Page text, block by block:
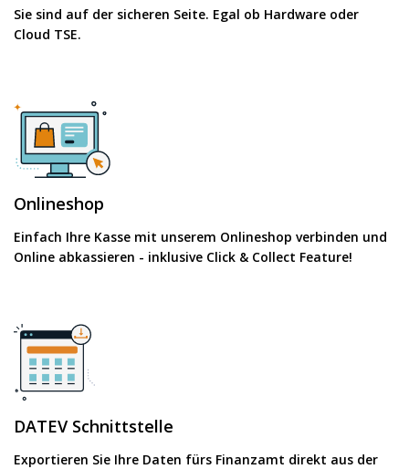
Sie sind auf der sicheren Seite. Egal ob Hardware oder
Cloud TSE.
Onlineshop
Einfach Ihre Kasse mit unserem Onlineshop verbinden und
Online abkassieren - inklusive Click & Collect Feature!
DATEV Schnittstelle
Exportieren Sie Ihre Daten fürs Finanzamt direkt aus der